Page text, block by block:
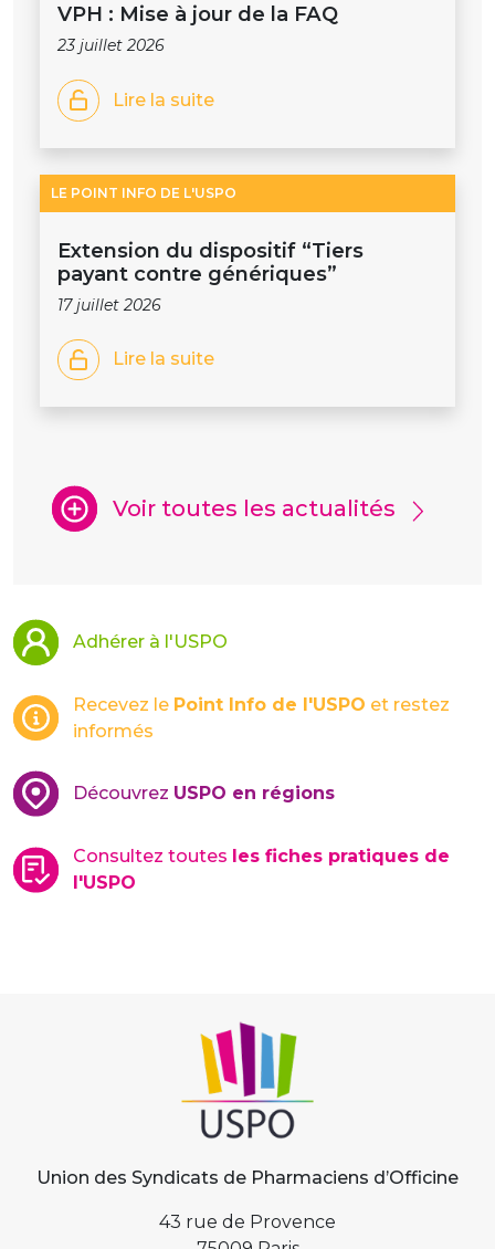
VPH : Mise à jour de la FAQ
23 juillet 2026
Lire la suite
LE POINT INFO DE L'USPO
Extension du dispositif “Tiers
payant contre génériques”
17 juillet 2026
Lire la suite
Voir toutes les actualités
Adhérer à l'USPO
Recevez le Point Info de l'USPO et restez
informés
Découvrez USPO en régions
Consultez toutes les fiches pratiques de
l'USPO
Union des Syndicats de Pharmaciens d’Officine
43 rue de Provence